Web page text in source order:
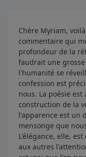
Chère Myriam,
commentaire qui
profondeur de la
faudrait une
l'humanité se
confession est
nous. La poésie
construction de la
l'apparence est un
mensonge que
L'élégance, elle,
aux autres